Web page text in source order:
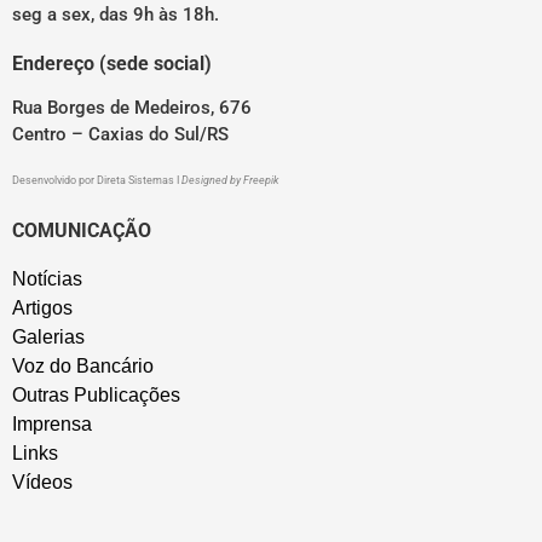
seg a sex, das 9h às 18h.
Endereço (sede social)
Rua Borges de Medeiros, 676
Centro – Caxias do Sul/RS
Desenvolvido por Direta Sistemas Designed by Freepik
COMUNICAÇÃO
Notícias
Artigos
Galerias
Voz do Bancário
Outras Publicações
Imprensa
Links
Vídeos